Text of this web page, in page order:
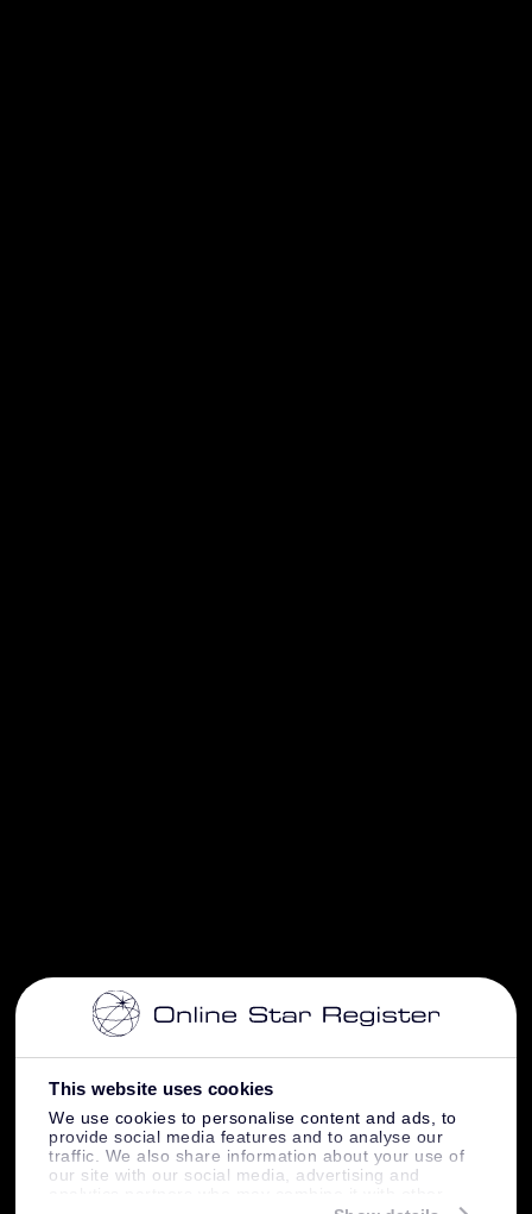
This website uses cookies
We use cookies to personalise content and ads, to
provide social media features and to analyse our
traffic. We also share information about your use of
our site with our social media, advertising and